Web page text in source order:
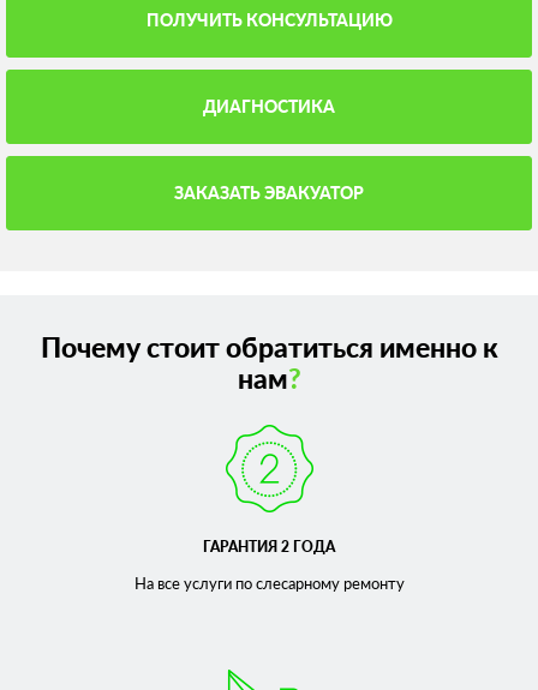
ПОЛУЧИТЬ КОНСУЛЬТАЦИЮ
ДИАГНОСТИКА
ЗАКАЗАТЬ ЭВАКУАТОР
Почему стоит обратиться именно к
нам?
ГАРАНТИЯ 2 ГОДА
На все услуги по слесарномуремонту